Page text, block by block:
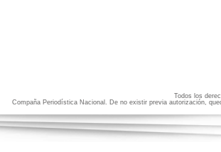
Todos los
Compaña Periodística Nacional. De no existir previa autorización,